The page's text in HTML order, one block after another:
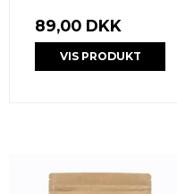
89,00 DKK
VIS PRODUKT